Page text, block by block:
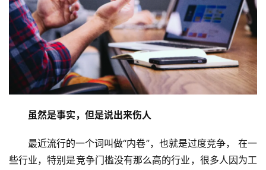
虽然是事实，但是说出来伤人
最近流行的一个词叫做“内卷”，也就是过度竞争， 在一
些行业，特别是竞争门槛没有那么高的行业，很多人因为工